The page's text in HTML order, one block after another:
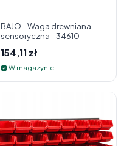
BAJO - Waga drewniana
sensoryczna - 34610
154,11 zł
W magazynie